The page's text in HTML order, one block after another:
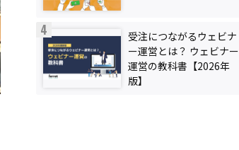
受注につながるウェビナ
ー運営とは？ ウェビナー
運営の教科書【2026年
版】